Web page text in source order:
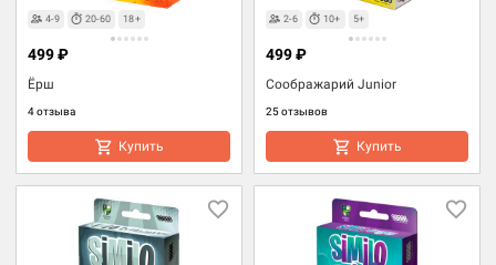
4-9 20-60 18+
Ёрш
4 отзыва
499 ₽
Купить
2-6 10+ 5+
Соображарий Junior
25 отзывов
499 ₽
Купить